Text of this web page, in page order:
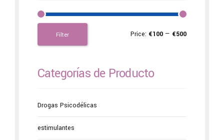
Filter Price: €100 — €500
Categorías de Producto
Drogas Psicodélicas
estimulantes